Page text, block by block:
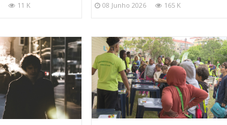
11 K 08 Junho 2026 165 K